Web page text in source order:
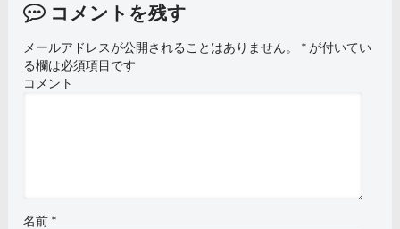
コメントを残す
メールアドレスが公開されることはありません。 *が付いてい
る欄は必須項目です
コメント
名前 *